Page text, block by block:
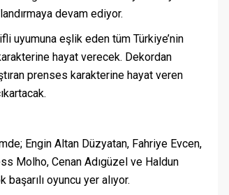
devam ediyor.
uyumuna eşlik eden tüm Türkiye’nin
hayat verecek. Dekordan
prenses karakterine hayat veren
Engin Altan Düzyatan, Fahriye Evcen,
Molho, Cenan Adıgüzel ve Haldun
oyuncu yer alıyor.